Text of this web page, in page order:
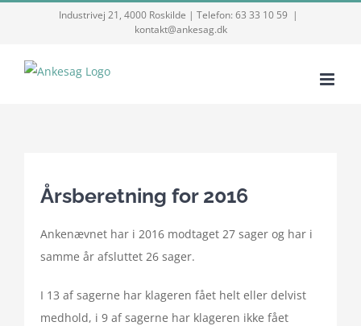
Industrivej 21, 4000 Roskilde | Telefon: 63 33 10 59 |
kontakt@ankesag.dk
Årsberetning for 2016
Ankenævnet har i 2016 modtaget 27 sager og har i
samme år afsluttet 26 sager.
I 13 af sagerne har klageren fået helt eller delvist
medhold, i 9 af sagerne har klageren ikke fået